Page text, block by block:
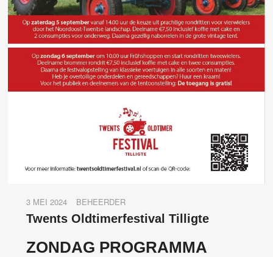
3 MEI 2024 BEHEERDER
Twents Oldtimerfestival Tilligte
ZONDAG PROGRAMMA